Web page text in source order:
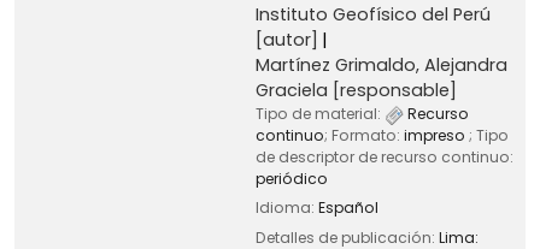
Instituto Geofísico del Perú
[autor]
Martínez Grimaldo, Alejandra
Graciela [responsable]
Tipo de material:
Recurso
continuo; Formato: impreso ; Tipo
de descriptor de recurso continuo:
periódico
Idioma: Español
Detalles de publicación: Lima: